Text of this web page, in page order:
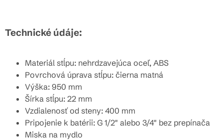
Technické údáje:
Materiál stĺpu: nehrdzavejúca oceľ, ABS
Povrchová úprava stĺpu: čierna matná
Výška: 950 mm
Šírka stĺpu: 22 mm
Vzdialenosť od steny: 400 mm
Pripojenie k batérii: G 1/2" alebo 3/4" bez prepínača
Miska na mydlo